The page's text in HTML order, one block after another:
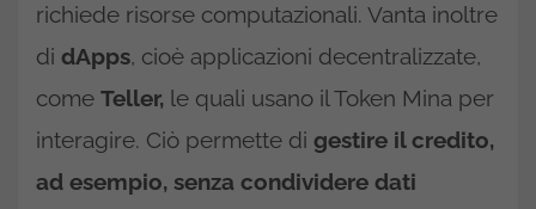
richiede risorse computazionali. Vanta inoltre
di dApps, cioè applicazioni decentralizzate,
come Teller, le quali usano il Token Mina per
interagire. Ciò permette di gestire il credito,
ad esempio, senza condividere dati